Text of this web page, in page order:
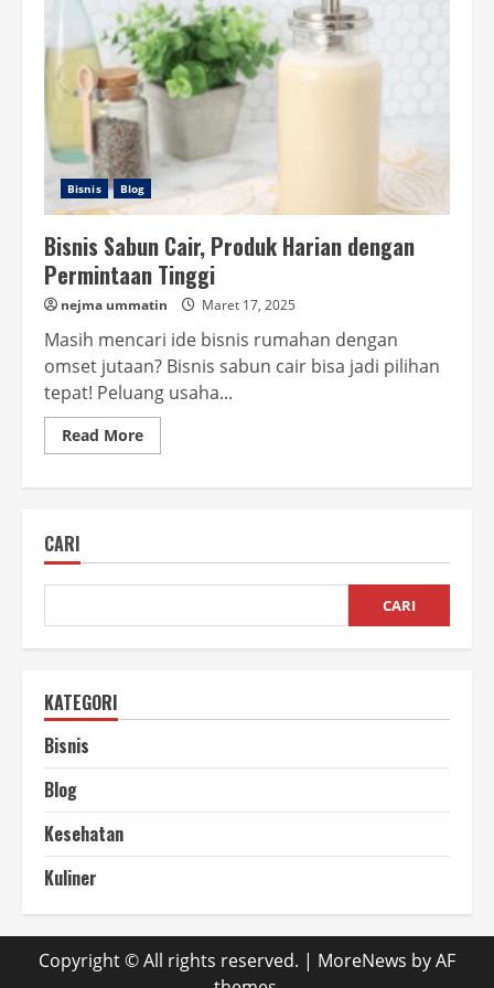
Bisnis Blog
Bisnis Sabun Cair, Produk Harian dengan
Permintaan Tinggi
nejma ummatin Maret 17, 2025
Masih mencari ide bisnis rumahan dengan
omset jutaan? Bisnis sabun cair bisa jadi pilihan
tepat! Peluang usaha...
Read MoreRead
more
dengan
Tinggi
CARI
CARI
KATEGORI
Bisnis
Blog
Kesehatan
Kuliner
Copyright © All rights reserved. | MoreNews by AF